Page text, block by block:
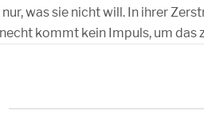
was sie nicht will. In ihrer
kommt kein Impuls, um das